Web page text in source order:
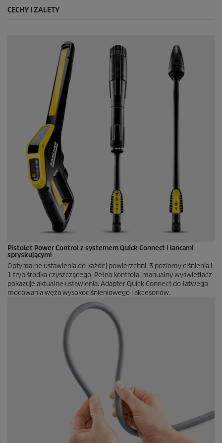
CECHY I ZALETY
Pistolet Power Control z systememQuick Connect i lancami
spryskującymi
Optymalne ustawienia do każdej powierzchni. 3 poziomy ciśnienia i
1 tryb środka czyszczącego. Pełna kontrola: manualny wyświetlacz
pokazuje aktualne ustawienia. Adapter Quick Connectdo łatwego
mocowania węża wysokociśnieniowego i akcesoriów.